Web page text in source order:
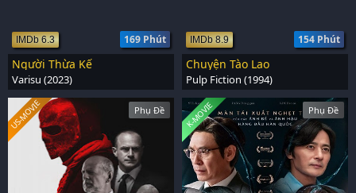
169 Phút
IMDb 6.3
Người Thừa Kế
Varisu (2023)
154 Phút
IMDb 8.9
Chuyện Tào Lao
Pulp Fiction (1994)
Phụ Đề
US-MOVIE Phụ Đề
K-MOVIE